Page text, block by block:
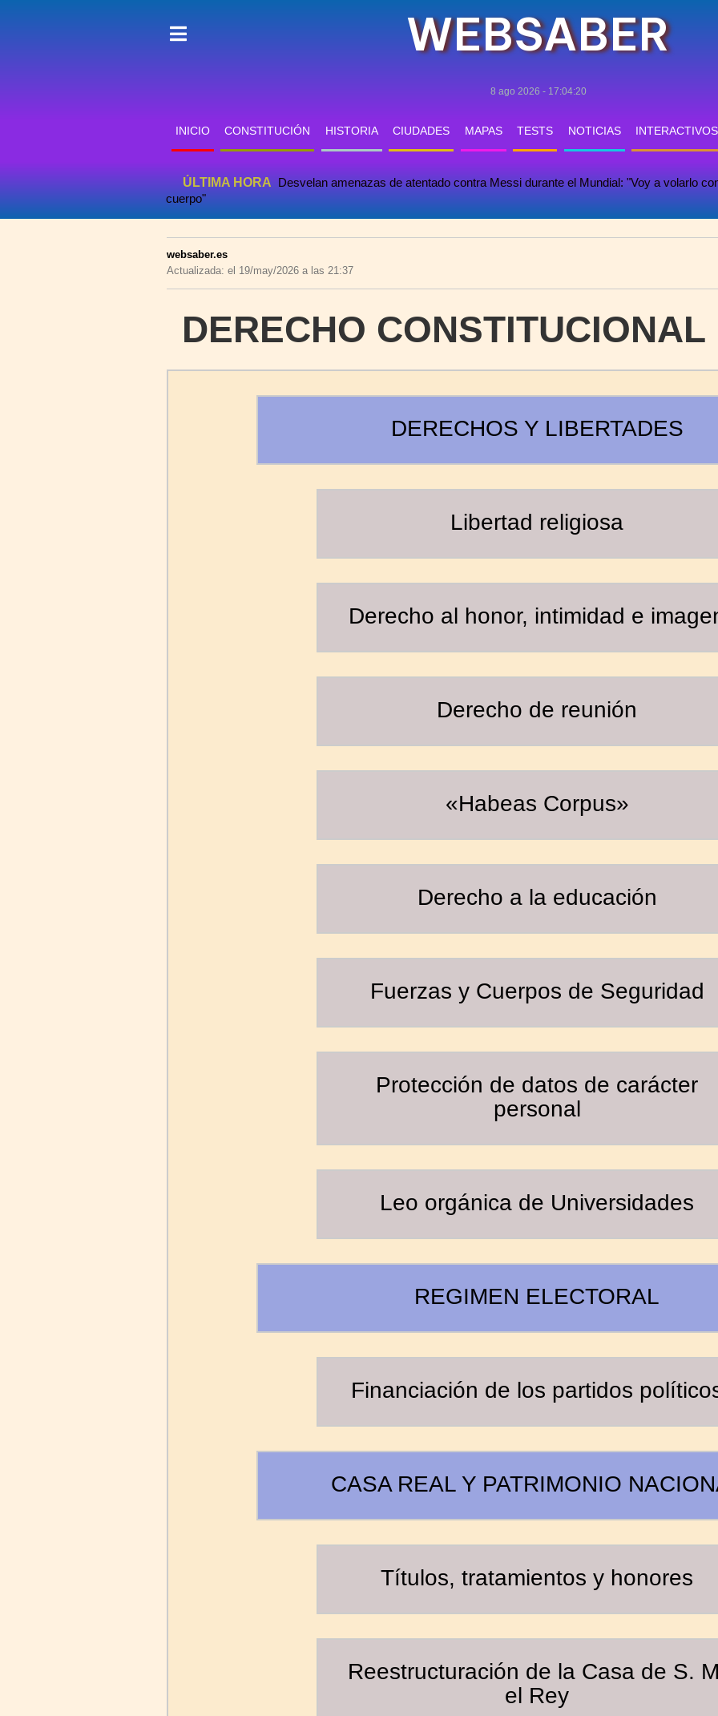
WEBSABER
8 ago 2026 - 17:04:20
INICIO CONSTITUCIÓN HISTORIA CIUDADES MAPAS TESTS NOTICIAS INTERACTIVOS
ÚLTIMA HORA Desvelan amenazas de atentado contra Messi durante el Mundial: "Voy a volarlo
cuerpo"
websaber.es
Actualizada: el 19/may/2026 a las 21:37
DERECHO
DERECHOS Y LIBERTADES
Libertad religiosa
Derecho al honor, intimidad e
Derecho de reunión
«Habeas Corpus»
Derecho a la educación
Fuerzas y Cuerpos de Seguridad
Protección de datos de carácter
personal
Leo orgánica de Universidades
REGIMEN ELECTORAL
Financiación de los partidos
CASA REAL Y PATRIMONIO
Títulos, tratamientos y honores
Reestructuración de la Casa de S.
el Rey